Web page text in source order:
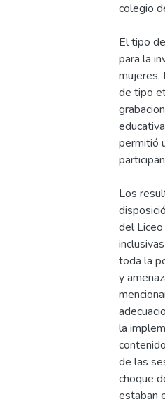
colegio
El tipo
para la
mujeres.
de tipo
permitió
Los
del Liceo
toda la
y
la
de las
choque
estaban